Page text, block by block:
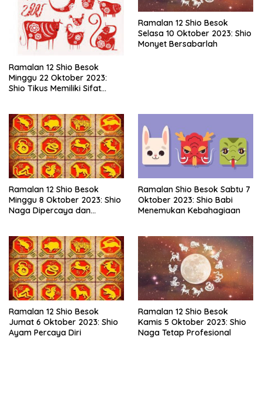
Ramalan 12 Shio Besok
Minggu 22 Oktober 2023:
Shio Tikus Memiliki Sifat
Ramalan 12 Shio Besok
Selasa 10 Oktober 2023: Shio
Monyet Bersabarlah
Ramalan 12 Shio Besok
Minggu 8 Oktober 2023: Shio
Naga Dipercaya dan
Ramalan Shio Besok Sabtu 7
Oktober 2023: Shio Babi
Menemukan Kebahagiaan
Ramalan 12 Shio Besok
Jumat 6 Oktober 2023: Shio
Ayam Percaya Diri
Ramalan 12 Shio Besok
Kamis 5 Oktober 2023: Shio
Naga Tetap Profesional